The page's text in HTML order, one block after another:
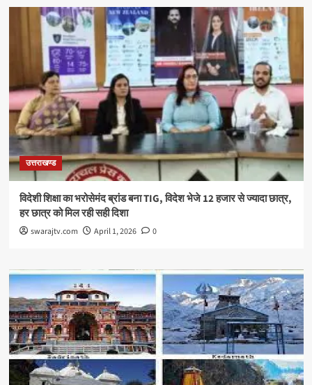
उत्तराखण्ड
विदेशी शिक्षा का भरोसेमंद ब्रांड बना TIG, विदेश भेजे 12 हजार से ज्यादा छात्र,
हर छात्र को मिल रही सही दिशा
swarajtv.com April 1, 2026 0